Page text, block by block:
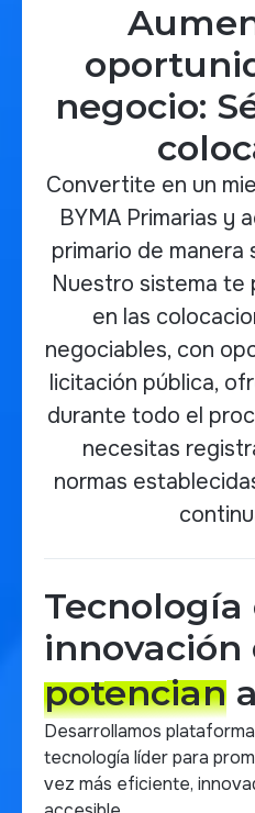
negocio:
Convertite en un
BYMA Primarias y
primario de
Nuestro sistema te
en las
negociables, con
licitación pública,
durante todo el
necesitas
normas
Tecnología
innovación
potencian
Desarrollamos
tecnología líder para
vez más eficiente,